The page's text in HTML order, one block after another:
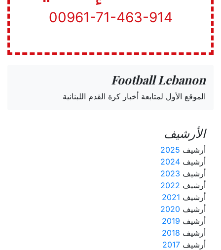
00961-71-463-914
Football Lebanon
الموقع الأول لمتابعة أخبار كرة القدم اللبنانية
الأرشيف
أرشيف 2025
أرشيف 2024
أرشيف 2023
أرشيف 2022
أرشيف 2021
أرشيف 2020
أرشيف 2019
أرشيف 2018
أرشيف 2017